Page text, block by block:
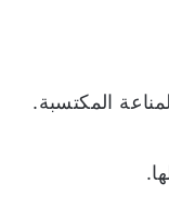
المكتسبة.